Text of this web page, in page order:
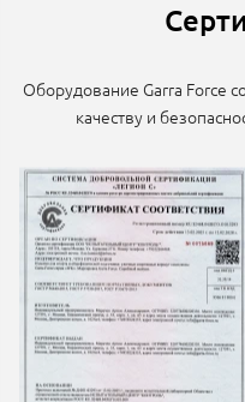
Оборудование Garra Force
качеству и